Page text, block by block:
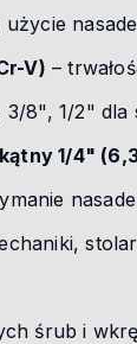
V) –
3/8", 1/2" dla
1/4"
śrub i